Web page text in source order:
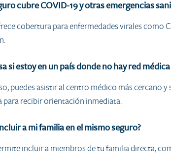
cubre COVID-19 y otras emergencias
cobertura para enfermedades virales como
si estoy en un país donde no hay red
puedes asistir al centro médico más
para recibir orientación inmediata.
a mi familia en el mismo seguro?
incluir a miembros de tu familia directa,